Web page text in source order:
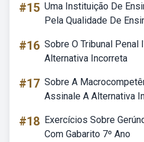
#15 Uma Instituição De
Pela Qualidade De
#16 Sobre O Tribunal
Alternativa Incorreta
#17 Sobre A
Assinale A Alternativa
#18 Exercícios Sobre
Com Gabarito 7º Ano